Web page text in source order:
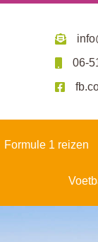
06-
Formule 1 reizen